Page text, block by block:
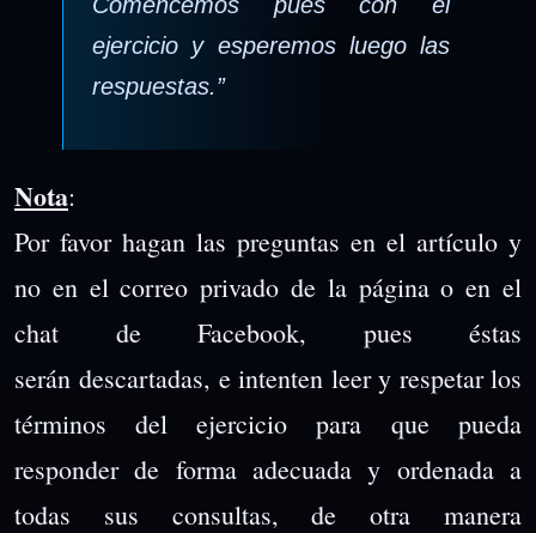
ejercicio y esperemos luego las
respuestas.”
Nota:
Por favor hagan las preguntas en el artículo y
no en el correo privado de la página o en el
chat de Facebook, pues éstas
serán descartadas, e intenten leer y respetar los
términos del ejercicio para que pueda
responder de forma adecuada y ordenada a
todas sus consultas, de otra manera